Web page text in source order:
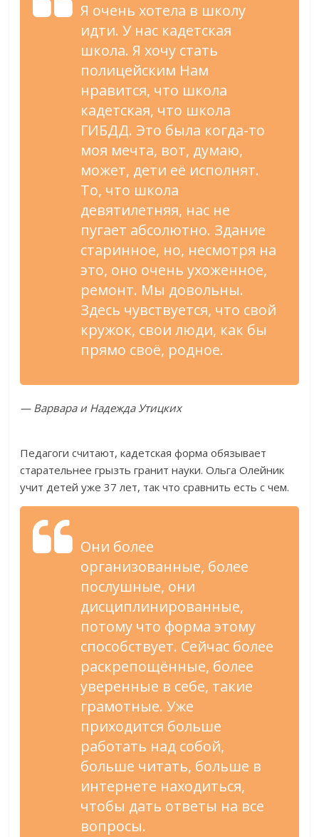
Я очень хотела в школу
идти. У нас кадетская
школа. Я хочу стать
полицейским Нам
нравится, что школа
кадетская, что школа
ГИБДД. Это была когда-то
моя мечта, вот, думаю,
может, дети её исполнят.
То, что школа
девятилетняя, нас не
пугает абсолютно. Здание
старинное, но, несмотря на
это, оно очень ухоженное,
ремонт. Мы довольны.
Здесь чувствуется, что свой
кружок, свои люди, как бы
прямо своё, родное.
— Варвара и Надежда Утицких
Педагоги считают, кадетская форма обязывает
старательнее грызть гранит науки. Ольга Олейник
учит детей уже 37 лет, так что сравнить есть с чем.
Они более
организованные, более
послушные, они
дисциплинированные,
потому что форма этому
способствует. Сейчас более
раскрепощённые, более
уверенные в себе, такие
грамотные. Уже
приходится больше
работать над собой,
больше читать, больше в
интернете находиться,
чтобы дать ответы на все
вопросы.